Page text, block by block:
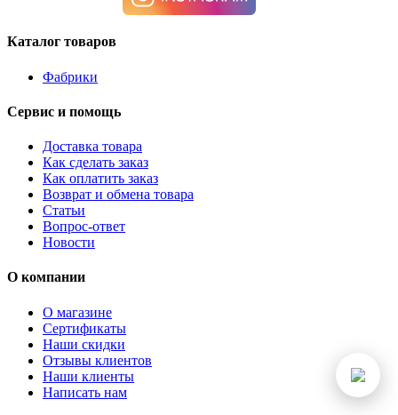
Каталог товаров
Фабрики
Сервис и помощь
Доставка товара
Как сделать заказ
Как оплатить заказ
Возврат и обмена товара
Статьи
Вопрос-ответ
Новости
О компании
О магазине
Сертификаты
Наши скидки
Отзывы клиентов
Наши клиенты
Написать нам